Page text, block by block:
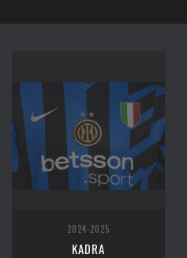
2024-2025
KADRA